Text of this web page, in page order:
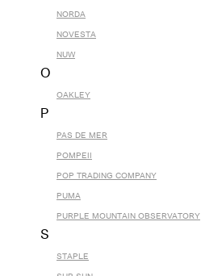
NORDA
NOVESTA
NUW
O
OAKLEY
P
PAS DE MER
POMPEII
POP TRADING COMPANY
PUMA
PURPLE MOUNTAIN OBSERVATORY
S
STAPLE